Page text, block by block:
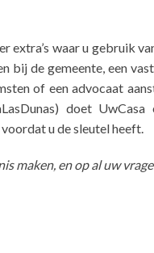
extra’s waar u gebruik
bij de gemeente, een
of een advocaat
doet
u de sleutel heeft.
maken, en op al uw